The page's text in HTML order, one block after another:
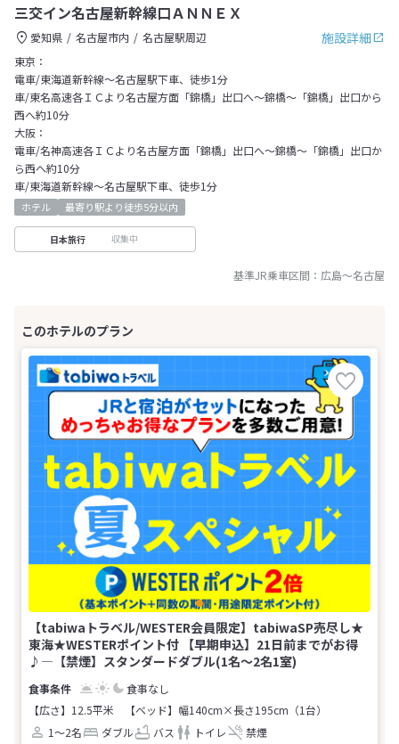
三交イン名古屋新幹線口ＡＮＮＥＸ
施設詳細
愛知県 名古屋市内
名古屋駅周辺
東京：
電車/東海道新幹線～名古屋駅下車、徒歩1分
車/東名高速各ＩＣより名古屋方面「錦橋」出口へ～錦橋～「錦橋」出口から
西へ約10分
大阪：
電車/名神高速各ＩＣより名古屋方面「錦橋」出口へ～錦橋～「錦橋」出口か
ら西へ約10分
車/東海道新幹線～名古屋駅下車、徒歩1分
ホテル 最寄り駅より徒歩5分以内
日本旅行 収集中
基準JR乗車区間： 広島～名古屋
【tabiwaトラベル/WESTER会員限定】tabiwaSP売尽し★
東海★WESTERポイント付 【早期申込】21日前までがお得
♪―【禁煙】スタンダードダブル(1名～2名1室)
食事なし
【広さ】12.5平米
【ベッド】幅140cm×長さ195cm（1台）
1～2名
ダブル バス トイレ 禁煙